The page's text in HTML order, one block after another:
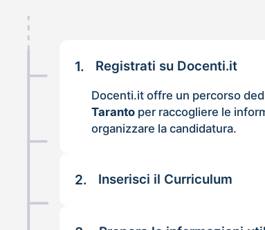
1. Registrati su Docenti.it
Docenti.it offre un percorso
Taranto per raccogliere le
organizzare la candidatura.
2. Inserisci il Curriculum